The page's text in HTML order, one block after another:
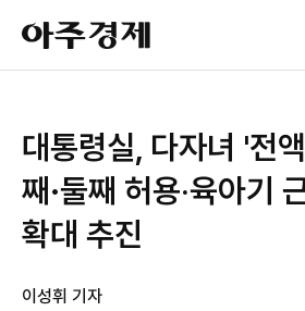
아
주
경
대통령실, 다자녀 '전
째·둘째 허용‧육아기
확대 추진
이성휘 기자